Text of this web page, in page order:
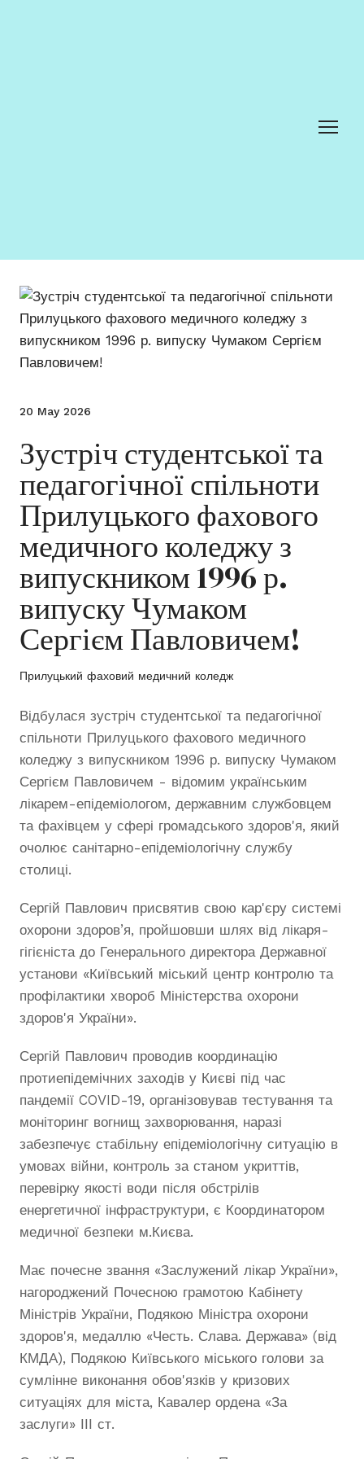
20 May 2026
Зустріч студентської та
педагогічної спільноти
Прилуцького фахового
медичного коледжу з
випускником 1996 р.
випуску Чумаком
Сергієм Павловичем!
Прилуцький фаховий медичний коледж
Відбулася зустріч студентської та педагогічної
спільноти Прилуцького фахового медичного
коледжу з випускником 1996 р. випуску Чумаком
Сергієм Павловичем - відомим українським
лікарем-епідеміологом, державним службовцем
та фахівцем у сфері громадського здоров'я, який
очолює санітарно-епідеміологічну службу
столиці.
Сергій Павлович присвятив свою кар'єру системі
охорони здоров’я, пройшовши шлях від лікаря-
гігієніста до Генерального директора Державної
установи «Київський міський центр контролю та
профілактики хвороб Міністерства охорони
здоров'я України».
Сергій Павлович проводив координацію
протиепідемічних заходів у Києві під час
пандемії COVID-19, організовував тестування та
моніторинг вогнищ захворювання, наразі
забезпечує стабільну епідеміологічну ситуацію в
умовах війни, контроль за станом укриттів,
перевірку якості води після обстрілів
енергетичної інфраструктури, є Координатором
медичної безпеки м.Києва.
Має почесне звання «Заслужений лікар України»,
нагороджений Почесною грамотою Кабінету
Міністрів України, Подякою Міністра охорони
здоров'я, медаллю «Честь. Слава. Держава» (від
КМДА), Подякою Київського міського голови за
сумлінне виконання обов'язків у кризових
ситуаціях для міста, Кавалер ордена «За
заслуги» ІІІ ст.